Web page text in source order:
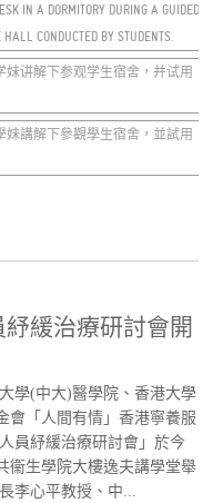
IN A DORMITORY DURING A GUIDED
CONDUCTED BY STUDENTS.
讲解下参观学生宿舍，并试用
講解下參觀學生宿舍，並試用
緩治療研討會開
學(中大)醫學院、香港大學
會「人間有情」香港寧養服
員紓緩治療研討會」於今
衞生學院大樓逸夫講學堂舉
李心平教授、中...